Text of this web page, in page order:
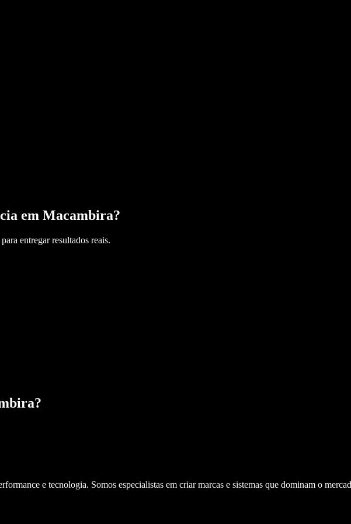
em Macambira?
entregar resultados reais.
?
e tecnologia. Somos especialistas em criar marcas e sistemas que dominam o